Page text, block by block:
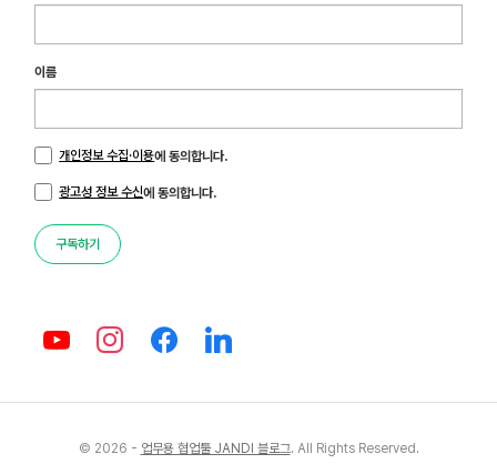
이름
개인정보 수집·이용에 동의합니다.
광고성 정보 수신에 동의합니다.
구독하기
© 2026 - 업무용 협업툴 JANDI 블로그. All Rights Reserved.